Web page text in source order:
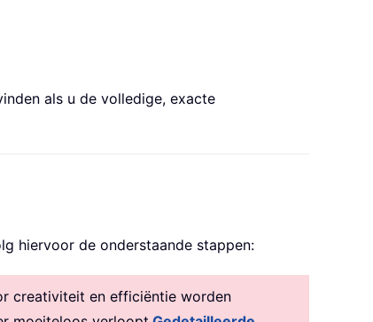
als u de volledige, exacte
hiervoor de onderstaande stappen:
creativiteit en efficiëntie worden